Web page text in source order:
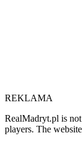
REKLAMA
RealMadryt.pl is
players. The